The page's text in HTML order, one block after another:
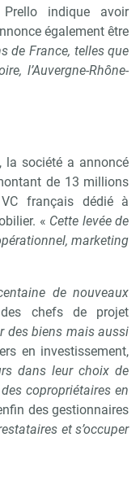
indique avoir
également être
de France, telles que
l’Auvergne-Rhône-
la société a annoncé
de 13 millions
VC français dédié à
« Cette levée de
marketing
de nouveaux
chefs de projet
des biens mais aussi
en investissement,
dans leur choix de
copropriétaires en
des gestionnaires
et s’occuper